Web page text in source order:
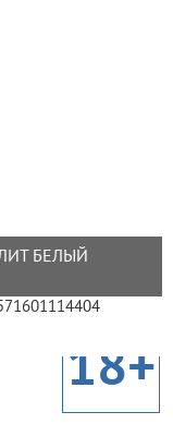
БЕЛЫЙ
18+